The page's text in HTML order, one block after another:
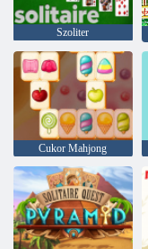
Szoliter
Cukor Mahjong